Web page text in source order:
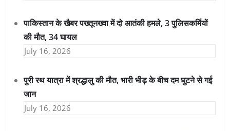
पाकिस्तान के खैबर पख्तूनख्वा में दो आतंकी हमले, 3 पुलिसकर्मियों
की मौत, 34 घायल
July 16, 2026
पुरी रथ यात्रा में श्रद्धालु की मौत, भारी भीड़ के बीच दम घुटने से गई
जान
July 16, 2026